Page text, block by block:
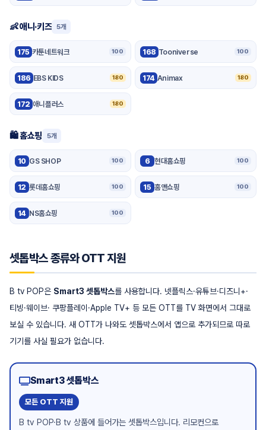
👶 애니·키즈 5개
175 카툰네트워크 100 168 Tooniverse 100
186 EBS KIDS 180 174 Animax 180
172 애니플러스 180
🛍️ 홈쇼핑 5개
10 GS SHOP 100 6 현대홈쇼핑 100
12 롯데홈쇼핑 100 15 홈앤쇼핑 100
14 NS홈쇼핑 100
셋톱박스 종류와 OTT 지원
B tv POP은 Smart3 셋톱박스를 사용합니다. 넷플릭스·유튜브·디즈니+·
티빙·웨이브· 쿠팡플레이·Apple TV+ 등 모든 OTT를 TV 화면에서 그대로
보실 수 있습니다. 새 OTT가 나와도 셋톱박스에서 앱으로 추가되므로 따로
기기를 사실 필요가 없습니다.
Smart3 셋톱박스
모든 OTT 지원
B tv POP·B tv 상품에 들어가는 셋톱박스입니다. 리모컨으로